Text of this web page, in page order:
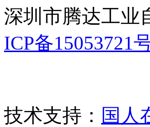
深圳市腾达工业
ICP备15053721
技术支持： 国人